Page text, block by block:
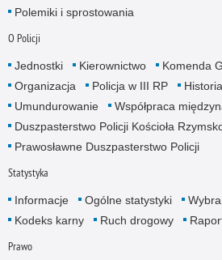
Polemiki i sprostowania
O Policji
Jednostki Kierownictwo
Komenda
Organizacja
Policja w III RP Historia
Umundurowanie
Współpraca
Duszpasterstwo Policji Kościoła
Prawosławne Duszpasterstwo Policji
Statystyka
Informacje Ogólne statystyki
Kodeks karny
Ruch drogowy
Prawo